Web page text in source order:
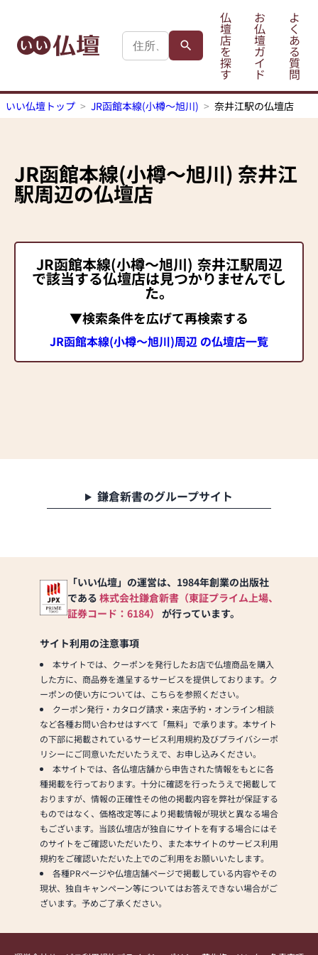
仏
壇
店
を
探
す
お
仏
壇
ガ
イ
ド
よ
く
あ
る
質
問
いい仏壇トップ JR函館本線(小樽～旭川) 奈井江駅の仏壇店
JR函館本線(小樽～旭川) 奈井江
駅周辺の仏壇店
JR函館本線(小樽～旭川) 奈井江駅周辺
で該当する仏壇店は見つかりませんでし
た。
▼検索条件を広げて再検索する
JR函館本線(小樽～旭川)周辺 の仏壇店一覧
鎌倉新書のグループサイト
「いい仏壇」の運営は、1984年創業の出版社
である 株式会社鎌倉新書（東証プライム上場、
証券コード：6184） が行っています。
サイト利用の注意事項
本サイトでは、クーポンを発行したお店で仏壇商品を購入
した方に、商品券を進呈するサービスを提供しております。ク
ーポンの使い方については、こちらを参照ください。
クーポン発行・カタログ請求・来店予約・オンライン相談
など各種お問い合わせはすべて「無料」で承ります。本サイト
の下部に掲載されているサービス利用規約及びプライバシーポ
リシーにご同意いただいたうえで、お申し込みください。
本サイトでは、各仏壇店舗から申告された情報をもとに各
種掲載を行っております。十分に確認を行ったうえで掲載して
おりますが、情報の正確性その他の掲載内容を弊社が保証する
ものではなく、価格改定等により掲載情報が現状と異なる場合
もございます。当該仏壇店が独自にサイトを有する場合にはそ
のサイトをご確認いただいたり、また本サイトのサービス利用
規約をご確認いただいた上でのご利用をお願いいたします。
各種PRページや仏壇店舗ページで掲載している内容やその
現状、独自キャンペーン等についてはお答えできない場合がご
ざいます。予めご了承ください。